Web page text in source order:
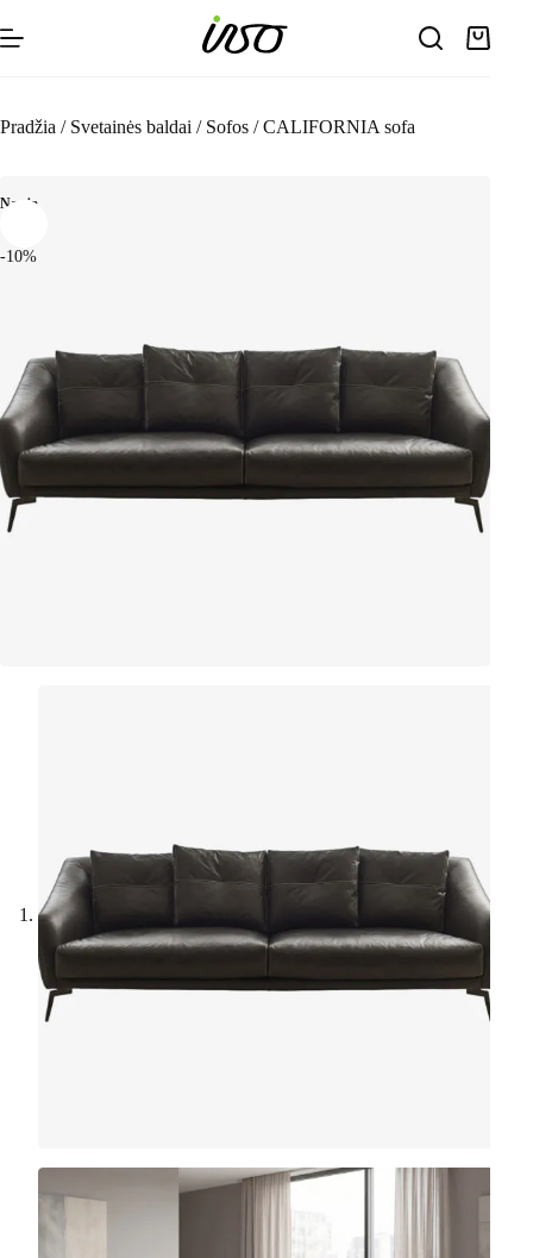
to
content
Pradžia / Svetainės baldai / Sofos / CALIFORNIA sofa
-10%
Nauja